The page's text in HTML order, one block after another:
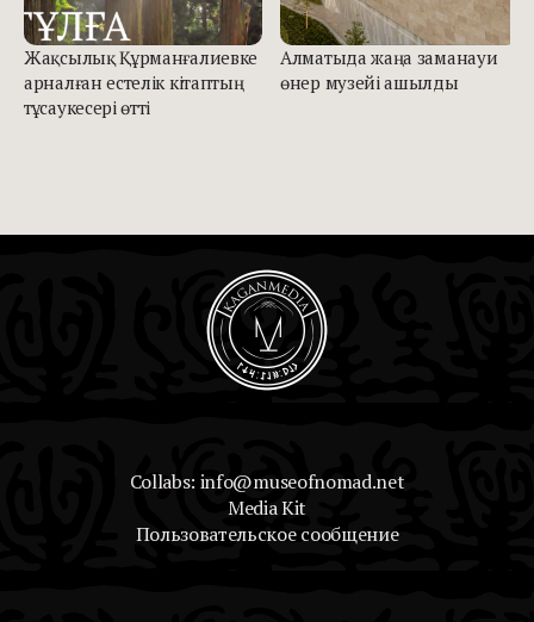
Жақсылық Құрманғалиевке
арналған естелік кітаптың
тұсаукесері өтті
Алматыда жаңа заманауи
өнер музейі ашылды
Collabs: info@museofnomad.net
Media Kit
Пользовательское сообщение